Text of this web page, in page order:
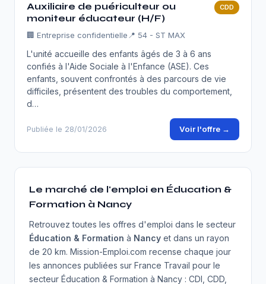
Auxiliaire de puériculteur ou
moniteur éducateur (H/F)
CDD
🏢 Entreprise confidentielle 📍 54 - ST MAX
L'unité accueille des enfants âgés de 3 à 6 ans
confiés à l'Aide Sociale à l'Enfance (ASE). Ces
enfants, souvent confrontés à des parcours de vie
difficiles, présentent des troubles du comportement,
d…
Publiée le 28/01/2026 Voir l'offre →
Le marché de l'emploi en Éducation &
Formation à Nancy
Retrouvez toutes les offres d'emploi dans le secteur
Éducation & Formation à Nancy et dans un rayon
de 20 km. Mission-Emploi.com recense chaque jour
les annonces publiées sur France Travail pour le
secteur Éducation & Formation à Nancy : CDI, CDD,